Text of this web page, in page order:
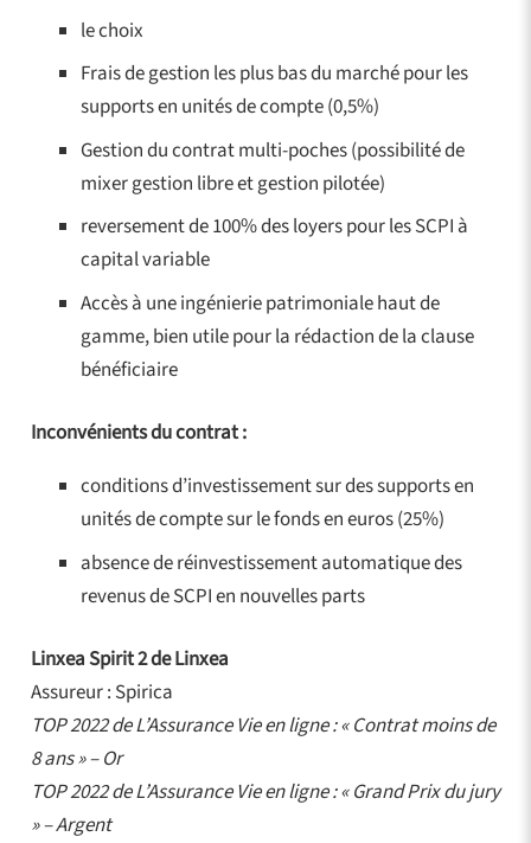
le choix
Frais de gestion les plus bas du marché pour les
supports en unités de compte (0,5%)
Gestion du contrat multi-poches (possibilité de
mixer gestion libre et gestion pilotée)
reversement de 100% des loyers pour les SCPI à
capital variable
Accès à une ingénierie patrimoniale haut de
gamme, bien utile pour la rédaction de la clause
bénéficiaire
Inconvénients du contrat :
conditions d’investissement sur des supports en
unités de compte sur le fonds en euros (25%)
absence de réinvestissement automatique des
revenus de SCPI en nouvelles parts
Linxea Spirit 2 de Linxea
Assureur : Spirica
TOP 2022 de L’Assurance Vie en ligne : « Contrat moins de
8 ans » – Or
TOP 2022 de L’Assurance Vie en ligne : « Grand Prix du jury
» – Argent